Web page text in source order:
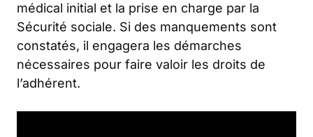
médical initial et la prise en charge par la
Sécurité sociale. Si des manquements sont
constatés, il engagera les démarches
nécessaires pour faire valoir les droits de
l’adhérent.